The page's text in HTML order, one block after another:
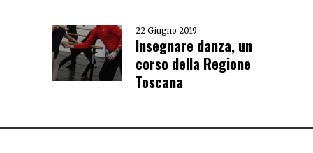
22 Giugno 2019
Insegnare danza, un
corso della Regione
Toscana